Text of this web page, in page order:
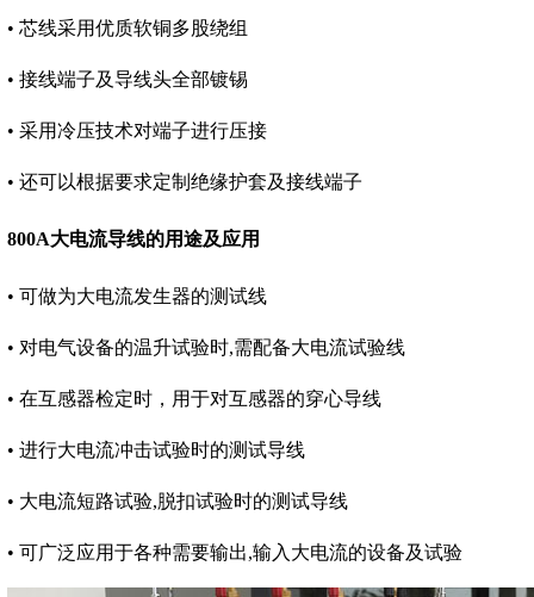
• 芯线采用优质软铜多股绕组
• 接线端子及导线头全部镀锡
• 采用冷压技术对端子进行压接
• 还可以根据要求定制绝缘护套及接线端子
800A大电流导线的用途及应用
• 可做为大电流发生器的测试线
• 对电气设备的温升试验时,需配备大电流试验线
• 在互感器检定时，用于对互感器的穿心导线
• 进行大电流冲击试验时的测试导线
• 大电流短路试验,脱扣试验时的测试导线
• 可广泛应用于各种需要输出,输入大电流的设备及试验